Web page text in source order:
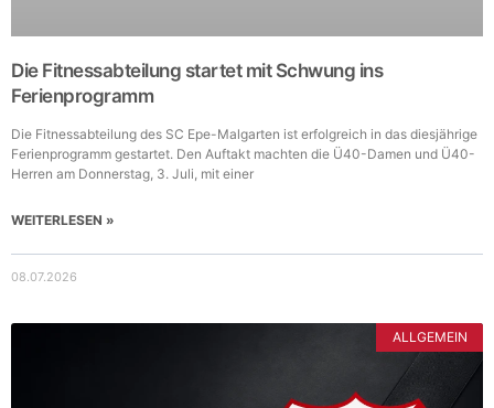
Die Fitnessabteilung startet mit Schwung ins
Ferienprogramm
Die Fitnessabteilung des SC Epe-Malgarten ist erfolgreich in das diesjährige
Ferienprogramm gestartet. Den Auftakt machten die Ü40-Damen und Ü40-
Herren am Donnerstag, 3. Juli, mit einer
WEITERLESEN »
08.07.2026
ALLGEMEIN